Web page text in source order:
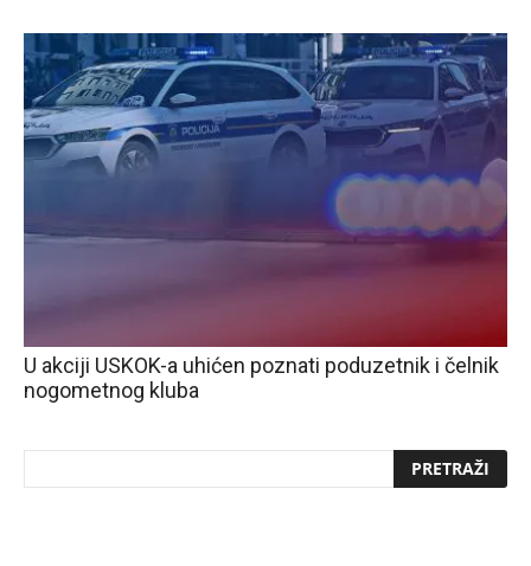
U akciji USKOK-a uhićen poznati poduzetnik i čelnik
nogometnog kluba